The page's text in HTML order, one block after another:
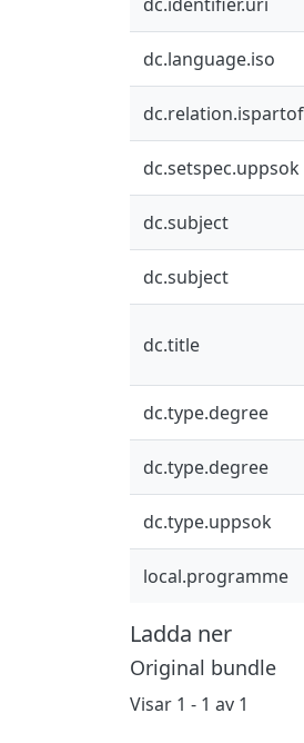
dc.language.iso
dc.setspec.uppsok
dc.subject
dc.subject
dc.title
dc.type.degree
dc.type.degree
dc.type.uppsok
local.programme
Ladda ner
Original bundle
Visar 1 - 1 av 1